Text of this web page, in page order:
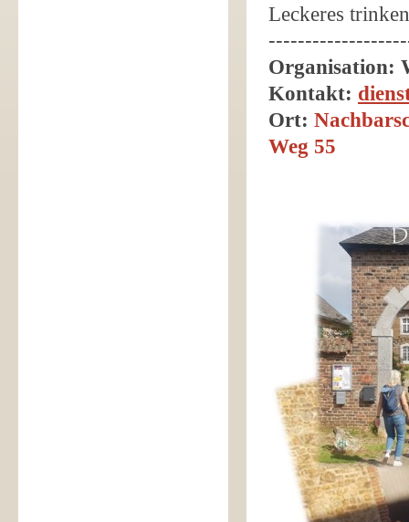
Leckeres
Organisation:
Kontakt:
Ort:
Weg 55